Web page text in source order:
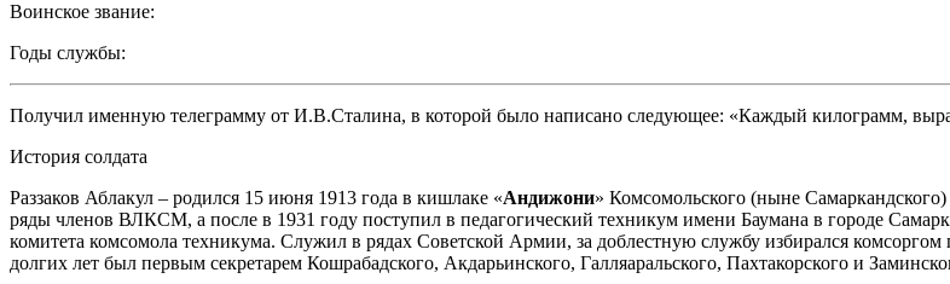
Воинское звание:
Годы службы:
Получил именную телеграмму от И.В.Сталина, в которой было написано следующее: «Каждый килограмм,
История солдата
Раззаков Аблакул – родился 15 июня 1913 года в кишлаке «Андижони» Комсомольского (ныне
ряды членов ВЛКСМ, а после в 1931 году поступил в педагогический техникум имени Баумана в городе
комитета комсомола техникума. Служил в рядах Советской Армии, за доблестную службу избирался
долгих лет был первым секретарем Кошрабадского, Акдарьинского, Галляаральского, Пахтакорского и